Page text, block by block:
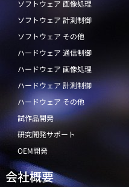
ソフトウェア 画像処理
ソフトウェア 計測制御
ソフトウェア その他
ハードウェア 通信制御
ハードウェア 画像処理
ハードウェア 計測制御
ハードウェア その他
試作品開発
研究開発サポート
OEM開発
会社概要